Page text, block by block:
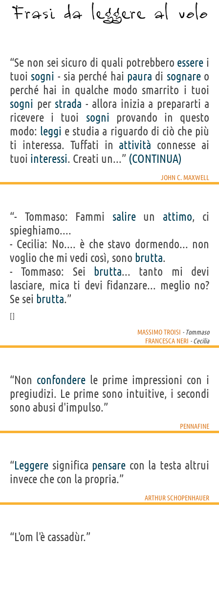
Frasi da leggere al volo
“Se non sei sicuro di quali potrebbero essere i
tuoi sogni - sia perché hai paura di sognareo
perché hai in qualche modo smarrito i tuoi
sogni per strada - allora inizia a prepararti a
ricevere i tuoi sogni provando in questo
modo: leggi e studia a riguardo di ciò che più
ti interessa. Tuffati in attività connesse ai
tuoi interessi. Creati un...” (CONTINUA)
JOHN C. MAXWELL
“- Tommaso: Fammi salireun attimo, ci
spieghiamo....
- Cecilia: No.... è che stavo dormendo... non
voglio che mi vedi così, sono brutta.
- Tommaso: Sei
brutta... tanto mi devi
lasciare, mica ti devi fidanzare... meglio no?
Se sei brutta.”
MASSIMO TROISI - Tommaso
FRANCESCA NERI - Cecilia
“Non confondere le prime impressioni con i
pregiudizi. Le prime sono intuitive, i secondi
sono abusi d'impulso.”
PENNAFINE
“Leggere significa pensare con la testa altrui
invece che con la propria.”
ARTHUR SCHOPENHAUER
“L'om l'è cassadùr.”